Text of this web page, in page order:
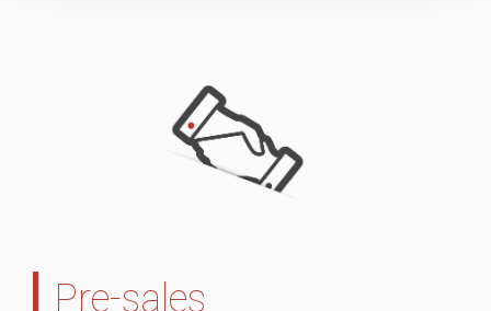
Pre-sales